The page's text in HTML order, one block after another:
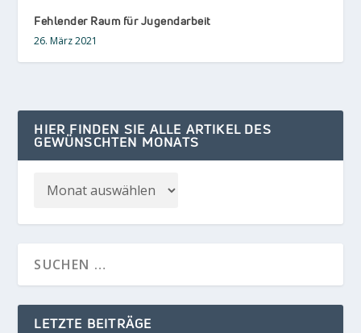
Fehlender Raum für Jugendarbeit
26. März 2021
HIER FINDEN SIE ALLE ARTIKEL DES
GEWÜNSCHTEN MONATS
LETZTE BEITRÄGE